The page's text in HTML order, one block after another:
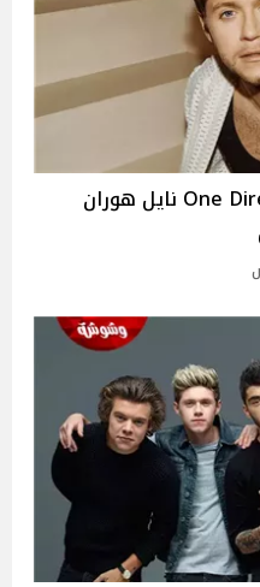
البطل السابق لفرقة One Direction نايل هوران